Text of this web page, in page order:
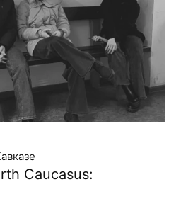
Caucasus: